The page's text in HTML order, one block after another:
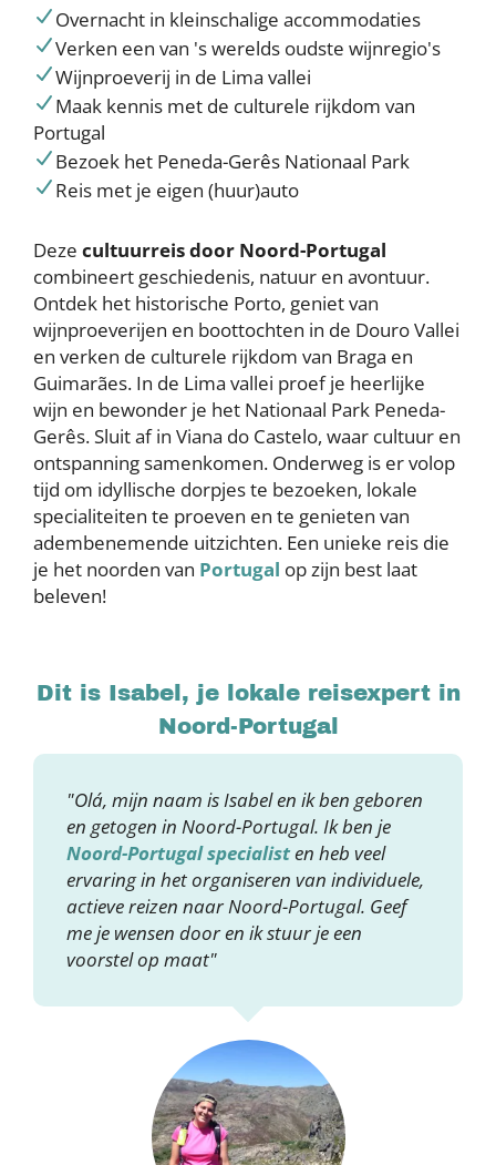
Overnacht in kleinschalige accommodaties
Verken een van 's werelds oudste wijnregio's
Wijnproeverij in de Lima vallei
Maak kennis met de culturele rijkdom van
Portugal
Bezoek het Peneda-Gerês Nationaal Park
Reis met je eigen (huur)auto
Deze cultuurreis door Noord-Portugal
combineert geschiedenis, natuur en avontuur.
Ontdek het historische Porto, geniet van
wijnproeverijen en boottochten in de Douro Vallei
en verken de culturele rijkdom van Braga en
Guimarães. In de Lima vallei proef je heerlijke
wijn en bewonder je het Nationaal Park Peneda-
Gerês. Sluit af in Viana do Castelo, waar cultuur en
ontspanning samenkomen. Onderweg is er volop
tijd om idyllische dorpjes te bezoeken, lokale
specialiteiten te proeven en te genieten van
adembenemende uitzichten. Een unieke reis die
je het noorden van Portugal op zijn best laat
beleven!
Dit is Isabel, je lokale reisexpert in
Noord-Portugal
"Olá, mijn naam is Isabel en ik ben geboren
en getogen in Noord-Portugal. Ik ben je
Noord-Portugal specialisten heb veel
ervaring in het organiseren van individuele,
actieve reizen naar Noord-Portugal. Geef
me je wensen door en ik stuur je een
voorstel op maat"